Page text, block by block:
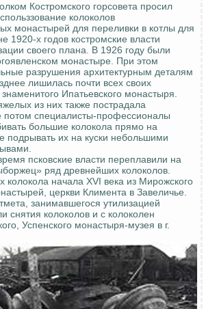
Костромского горсовета просил
колоколов
монастырей для переливки в котлы для
1920-х годов костромские власти
своего плана. В 1926 году были
монастыре. При этом
разрушения архитектурным деталям
лишилась почти всех своих
Ипатьевского монастыря.
из них также пострадала
потом специалисты-профессионалы
большие колокола прямо на
подрывать их на куски небольшими
псковские власти переплавили на
ряд древнейших колоколов.
колокола начала XVI века из Мирожского
церкви Климента в Завеличье.
занимавшегося утилизацией
снятия колоколов и с колоколен
Успенского монастыря-музея в г.